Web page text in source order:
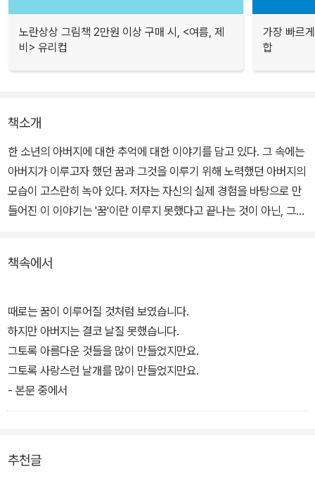
노란상상 그림책 2만원 이상 구매 시, <여름, 제
비> 유리컵
가장 빠르
합
책소개
한 소년의 아버지에 대한 추억에 대한 이야기를 담고 있다. 그 속에는
아버지가 이루고자 했던 꿈과 그것을 이루기 위해 노력했던 아버지의
모습이 고스란히 녹아 있다. 저자는 자신의 실제 경험을 바탕으로 만
들어진 이 이야기는 '꿈'이란 이루지 못했다고 끝나는 것이 아닌, 그
책속에서
때로는 꿈이 이루어질 것처럼 보였습니다.
하지만 아버지는 결코 날질 못했습니다.
그토록 아름다운 것들을 많이 만들었지만요.
그토록 사랑스런 날개를 많이 만들었지만요.
- 본문 중에서
추천글